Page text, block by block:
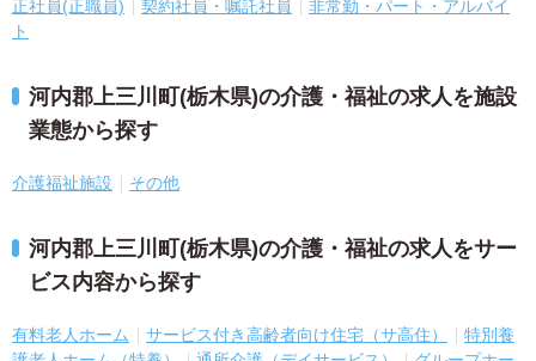
正社員(正職員) 契約社員・嘱託社員
非常勤・パート・アルバイ
ト
河内郡上三川町(栃木県)の介護・福祉の求人を施設
業態から探す
介護福祉施設 その他
河内郡上三川町(栃木県)の介護・福祉の求人をサー
ビス内容から探す
有料老人ホーム サービス付き高齢者向け住宅（サ高住）
特別養